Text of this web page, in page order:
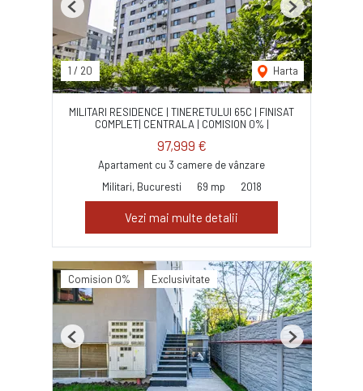
1 / 20 Harta
Previous Next
MILITARI RESIDENCE | TINERETULUI 65C | FINISAT
COMPLET| CENTRALA | COMISION 0% |
97,999 €
Apartament cu 3 camere de vânzare
Militari, Bucuresti
69 mp 2018
Vezi mai multe detalii
Comision 0% Exclusivitate
Previous Next